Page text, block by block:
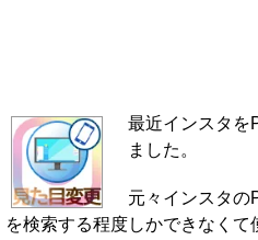
最近インスタを
ました。
元々インスタの
を検索する程度しかできなく